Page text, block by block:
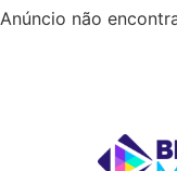
Anúncio não